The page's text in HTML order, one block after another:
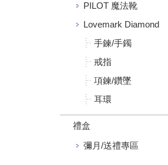
PILOT 魔法靴
Lovemark Diamond
手鍊/手鐲
戒指
項鍊/鑽墜
耳環
禮盒
彌月/送禮專區